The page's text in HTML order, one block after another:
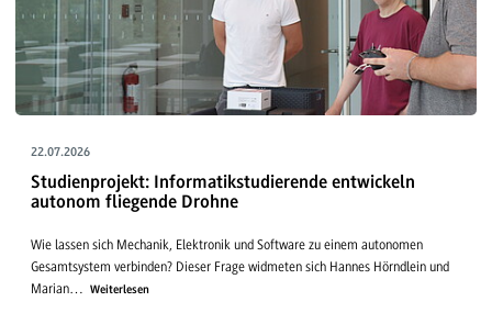
22.07.2026
Studienprojekt: Informatikstudierende entwickeln
autonom fliegende Drohne
Wie lassen sich Mechanik, Elektronik und Software zu einem autonomen
Gesamtsystem verbinden? Dieser Frage widmeten sich Hannes Hörndlein und
Marian…
Weiterlesen